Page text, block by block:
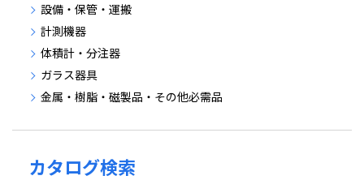
設備・保管・運搬
計測機器
体積計・分注器
ガラス器具
金属・樹脂・磁製品・その他必需品
カタログ検索